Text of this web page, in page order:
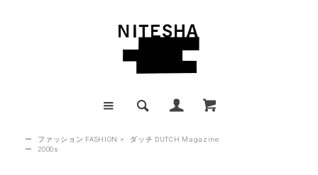
ー ファッション FASHION >
ダッチ DUTCH Magazine
ー
2000s